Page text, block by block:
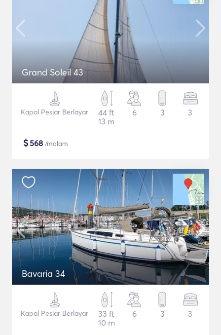
Grand Soleil 43
Kapal Pesiar Berlayar
44 ft
13 m
6 3 3
$568 /malam
Bavaria 34
Kapal Pesiar Berlayar
33 ft
10 m
6 3 3